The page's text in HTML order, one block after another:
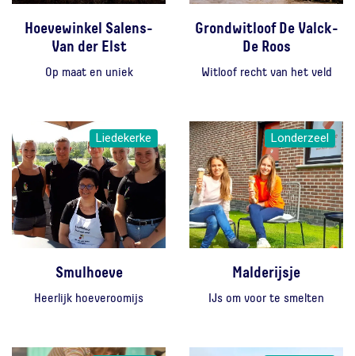
Hoevewinkel Salens-
Van der Elst
Op maat en uniek
Grondwitloof De Valck-
De Roos
Witloof recht van het veld
Liedekerke
Smulhoeve
Heerlijk hoeveroomijs
Londerzeel
Malderijsje
IJs om voor te smelten